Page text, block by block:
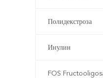
Полидекстроза
Инулин